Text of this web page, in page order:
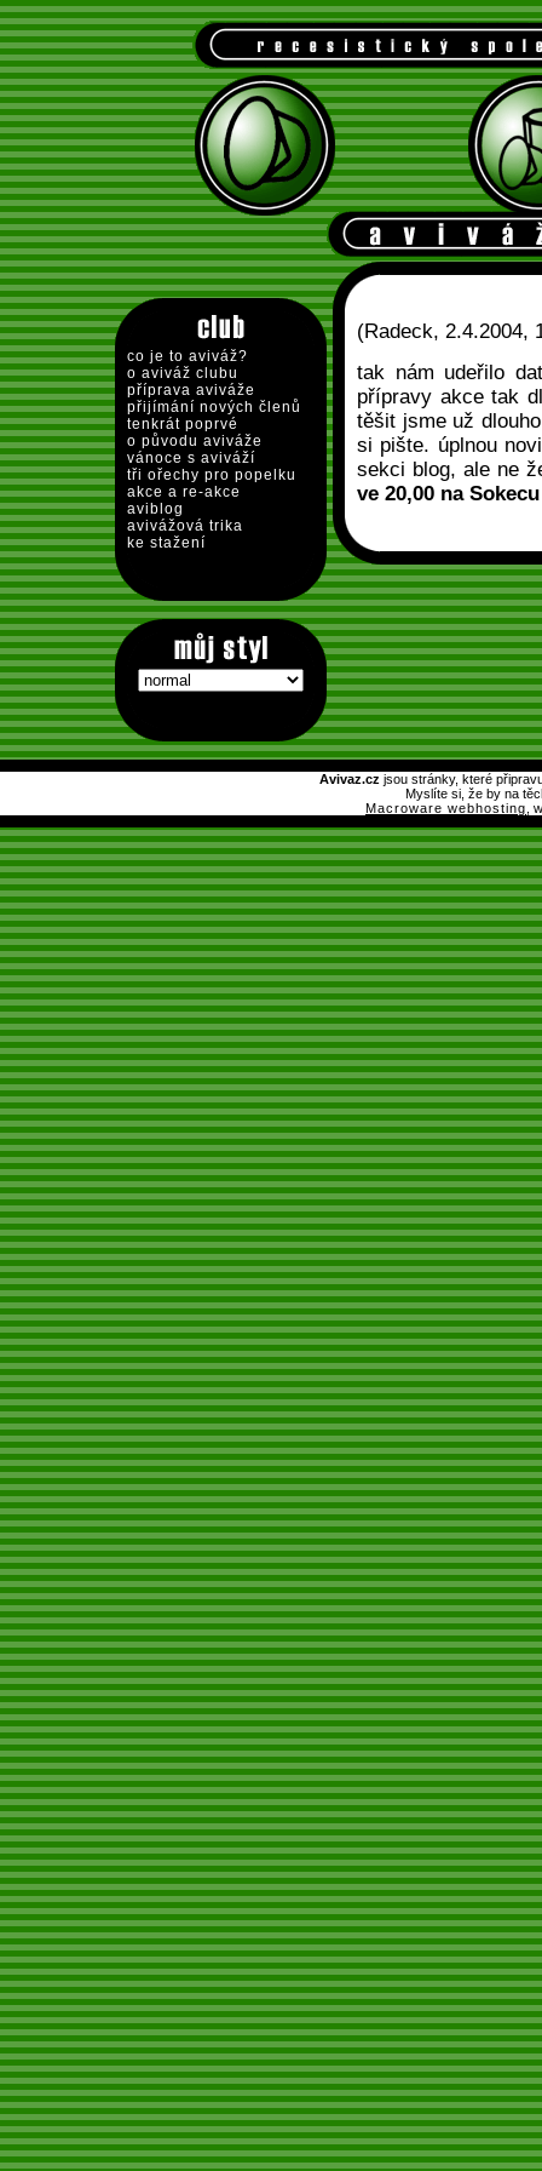
co je to aviváž?
o aviváž clubu
příprava aviváže
přijímání nových členů
tenkrát poprvé
o původu aviváže
vánoce s aviváží
tři ořechy pro popelku
akce a re-akce
aviblog
avivážová trika
ke stažení
(Radeck, 2.4.2004,
tak nám udeřilo
přípravy akce tak
těšit jsme už
si pište. úplnou
sekci blog, ale ne
ve 20,00 na
Avivaz.cz jsou stránky, které
Myslíte si, že by na
Macroware webhosting ,